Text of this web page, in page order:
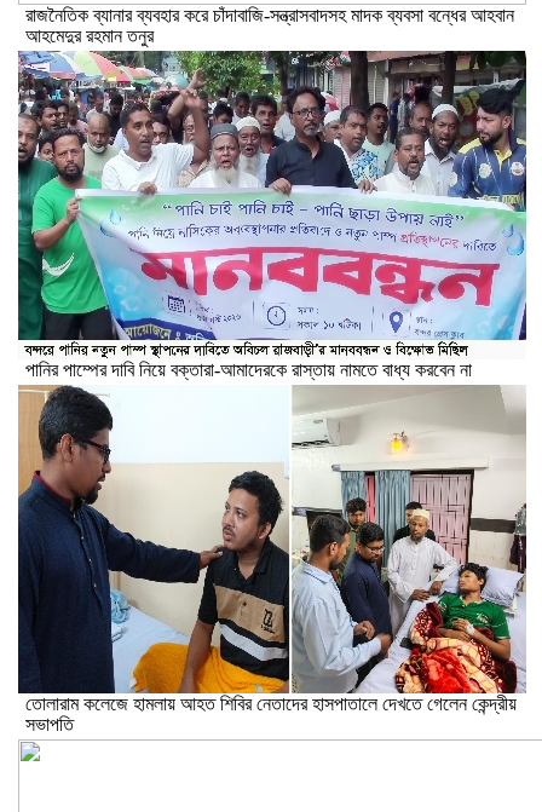
রাজনৈতিক ব্যানার ব্যবহার করে চাঁদাবাজি-সন্ত্রাসবাদসহ মাদক ব্যবসা বন্ধের আহবান
আহমেদুর রহমান তনুর
পানির পাম্পের দাবি নিয়ে বক্তারা-আমাদেরকে রাস্তায় নামতে বাধ্য করবেন না
তোলারাম কলেজে হামলায় আহত শিবির নেতাদের হাসপাতালে দেখতে গেলেন কেন্দ্রীয়
সভাপতি